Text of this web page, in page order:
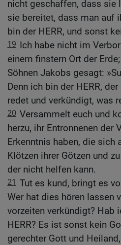
nicht geschaffen, dass sie
sie bereitet, dass man auf
bin der HERR, und sonst
19 Ich habe nicht im
einem finstern Ort der
Söhnen Jakobs gesagt:
Denn ich bin der HERR,
redet und verkündigt, was
20 Versammelt euch und
herzu, ihr Entronnenen der
Erkenntnis haben, die sich
Klötzen ihrer Götzen und
der nicht helfen kann.
21 Tut es kund, bringt es
Wer hat dies hören lassen
vorzeiten verkündigt? Hab
HERR? Es ist sonst kein
gerechter Gott und